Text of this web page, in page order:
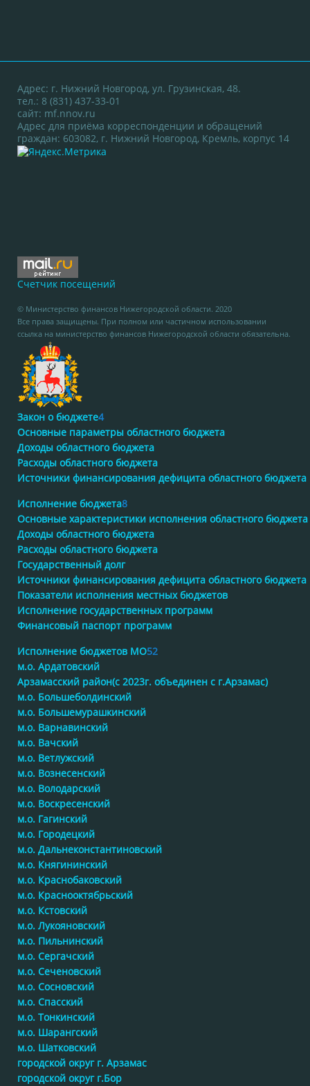
Адрес: г. Нижний Новгород, ул. Грузинская, 48.
тел.: 8 (831) 437-33-01
сайт: mf.nnov.ru
Адрес для приёма корреспонденции и обращений
граждан: 603082, г. Нижний Новгород, Кремль, корпус 14
Счетчик посещений
© Министерство финансов Нижегородской области. 2020
Все права защищены. При полном или частичном использовании
ссылка на министерство финансов Нижегородской области обязательна.
Закон о бюджете4
Основные параметры областного бюджета
Доходы областного бюджета
Расходы областного бюджета
Источники финансирования дефицита областного бюджета
Исполнение бюджета8
Основные характеристики исполнения областного бюджета
Доходы областного бюджета
Расходы областного бюджета
Государственный долг
Источники финансирования дефицита областного бюджета
Показатели исполнения местных бюджетов
Исполнение государственных программ
Финансовый паспорт программ
Исполнение бюджетов МО52
м.о. Ардатовский
Арзамасский район(с 2023г. объединен с г.Арзамас)
м.о. Большеболдинский
м.о. Большемурашкинский
м.о. Варнавинский
м.о. Вачский
м.о. Ветлужский
м.о. Вознесенский
м.о. Володарский
м.о. Воскресенский
м.о. Гагинский
м.о. Городецкий
м.о. Дальнеконстантиновский
м.о. Княгининский
м.о. Краснобаковский
м.о. Краснооктябрьский
м.о. Кстовский
м.о. Лукояновский
м.о. Пильнинский
м.о. Сергачский
м.о. Сеченовский
м.о. Сосновский
м.о. Спасский
м.о. Тонкинский
м.о. Шарангский
м.о. Шатковский
городской округ г. Арзамас
городской округ г.Бор